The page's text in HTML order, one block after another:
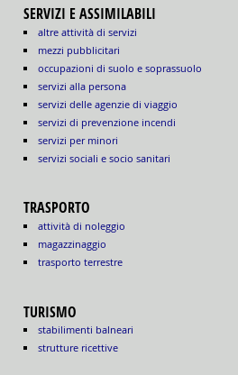
SERVIZI E ASSIMILABILI
altre attività di servizi
mezzi pubblicitari
occupazioni di suolo e soprassuolo
servizi alla persona
servizi delle agenzie di viaggio
servizi di prevenzione incendi
servizi per minori
servizi sociali e socio sanitari
TRASPORTO
attività di noleggio
magazzinaggio
trasporto terrestre
TURISMO
stabilimenti balneari
strutture ricettive